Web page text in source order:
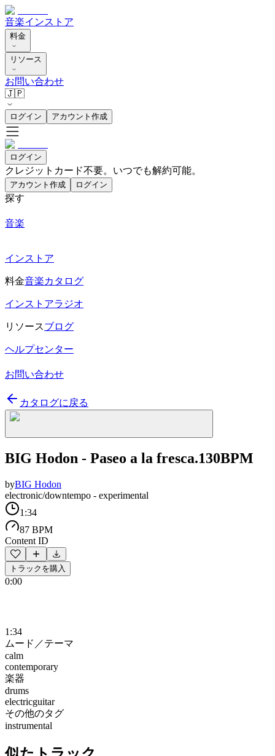
音楽インストア
料金
リソース
お問い合わせ
🇯🇵
ログイン アカウント作成
ログイン
クレジットカード不要。いつでも解約可能。
アカウント作成 ログイン
探す
音楽
インストア
料金音楽カタログ
インストアラジオ
リソースブログ
ヘルプセンター
お問い合わせ
カタログに戻る
BIG Hodon - Paseo a la fresca.130BPM
byBIG Hodon
electronic/downtempo - experimental
1:34
87 BPM
Content ID
トラックを購入
0:00
1:34
ムード／テーマ
calm
contemporary
楽器
drums
electricguitar
その他のタグ
instrumental